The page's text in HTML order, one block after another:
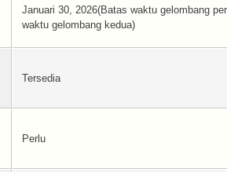
Januari 30, 2026(Batas waktu gelombang
waktu gelombang kedua)
Tersedia
Perlu